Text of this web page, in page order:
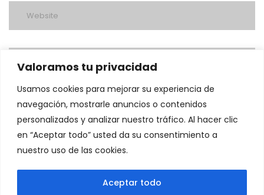
Valoramos tu privacidad
Usamos cookies para mejorar su experiencia de
navegación, mostrarle anuncios o contenidos
personalizados y analizar nuestro tráfico. Al hacer clic
en “Aceptar todo” usted da su consentimiento a
nuestro uso de las cookies.
Aceptar todo
post a comment